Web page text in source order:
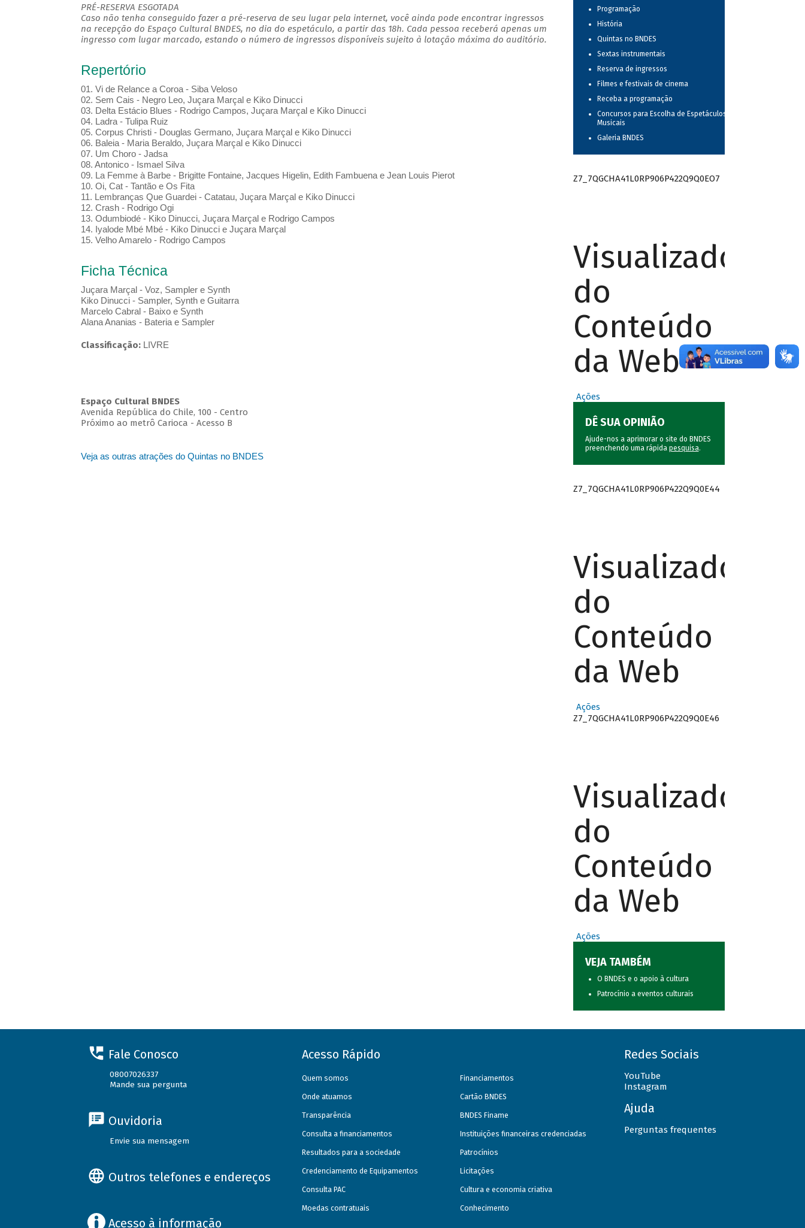
PRÉ-RESERVA ESGOTADA
Caso não tenha conseguido fazer a pré-reserva de seu lugar pela internet, você ainda pode encontrar ingressos
na recepção do Espaço Cultural BNDES, no dia do espetáculo, a partir das 18h. Cada pessoa receberá apenas um
ingresso com lugar marcado, estando o número de ingressos disponíveis sujeito à lotação máxima do auditório.
Repertório
01. Vi de Relance a Coroa - Siba Veloso
02. Sem Cais - Negro Leo, Juçara Marçal e Kiko Dinucci
03. Delta Estácio Blues - Rodrigo Campos, Juçara Marçal e Kiko Dinucci
04. Ladra - Tulipa Ruiz
05. Corpus Christi - Douglas Germano, Juçara Marçal e Kiko Dinucci
06. Baleia - Maria Beraldo, Juçara Marçal e Kiko Dinucci
07. Um Choro - Jadsa
08. Antonico - Ismael Silva
09. La Femme à Barbe - Brigitte Fontaine, Jacques Higelin, Edith Fambuena e Jean Louis Pierot
10. Oi, Cat - Tantão e Os Fita
11. Lembranças Que Guardei - Catatau, Juçara Marçal e Kiko Dinucci
12. Crash - Rodrigo Ogi
13. Odumbiodé - Kiko Dinucci, Juçara Marçal e Rodrigo Campos
14. Iyalode Mbé Mbé - Kiko Dinucci e Juçara Marçal
15. Velho Amarelo - Rodrigo Campos
Ficha Técnica
Juçara Marçal - Voz, Sampler e Synth
Kiko Dinucci - Sampler, Synth e Guitarra
Marcelo Cabral - Baixo e Synth
Alana Ananias - Bateria e Sampler
Classificação: LIVRE
Espaço Cultural BNDES
Avenida República do Chile, 100 - Centro
Próximo ao metrô Carioca - Acesso B
Veja as outras atrações do Quintas no BNDES
Programação
História
Quintas no BNDES
Sextas instrumentais
Reserva de ingressos
Filmes e festivais de cinema
Receba a programação
Concursos para Escolha de Espetáculos
Musicais
Galeria BNDES
Z7_7QGCHA41L0RP906P422Q9Q0EO7
Visualizador
do
Conteúdo
da Web
Ações
DÊ SUA OPINIÃO
Ajude-nos a aprimorar o site do BNDES
preenchendo uma rápida pesquisa.
Z7_7QGCHA41L0RP906P422Q9Q0E44
Visualizador
do
Conteúdo
da Web
Ações
Z7_7QGCHA41L0RP906P422Q9Q0E46
Visualizador
do
Conteúdo
da Web
Ações
VEJA TAMBÉM
O BNDES e o apoio à cultura
Patrocínio a eventos culturais
Fale Conosco
08007026337
Mande sua pergunta
Ouvidoria
Envie sua mensagem
Outros telefones e endereços
Acesso à informação
Acesso Rápido
Quem somos
Onde atuamos
Transparência
Consulta a financiamentos
Resultados para a sociedade
Credenciamento de Equipamentos
Consulta PAC
Moedas contratuais
Financiamentos
Cartão BNDES
BNDES Finame
Instituições financeiras credenciadas
Patrocínios
Licitações
Cultura e economia criativa
Conhecimento
Redes Sociais
YouTube
Instagram
Ajuda
Perguntas frequentes